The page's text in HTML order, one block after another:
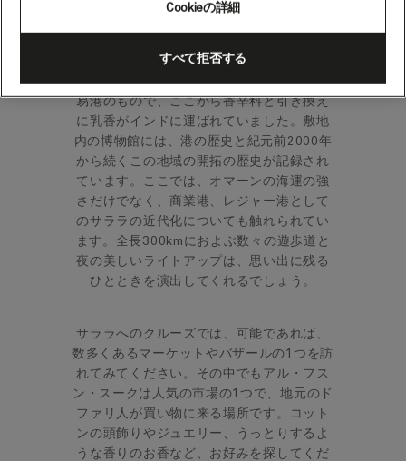
ンス・ランド博物館を訪れましょう。この
古代の遺跡群は、実際にはザファールの貿
易港のもので、ここから香辛料と引き換え
に乳香がインドに運ばれていました。敷地
内の博物館には、港の歴史と紀元前2000年
から続くこの地域の開拓の歴史が記録され
ています。ここでは、オマーンの海運の強
さだけでなく、商業港、レジャー港として
のサララの近代化についても触れられてい
ます。全長300kmにおよぶ数々の遊歩道と
夜の美しいライトアップは、思い出に残る
ひとときを演出してくれるでしょう。
サララへのクルーズでは、可能であれば、
数多くあるマーケットやバザールの1つを訪
れてみてください。その中でもアル・フス
ン・スークは人気の市場の1つで、地元のド
ファリ人が買い物に来る場所です。コット
ンの頭飾りやジュエリー、うっとりするよ
うな香りのお香など、お好みを探してくだ
Cookieの詳細
すべて拒否する